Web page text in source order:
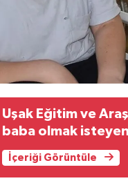
Uşak Eğitim ve
baba olmak
İçeriği Görüntüle